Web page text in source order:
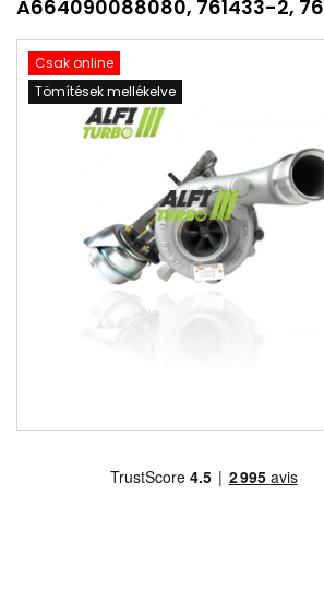
A664090088080, 761433-2, 76
Csak online
Tömítések mellékelve